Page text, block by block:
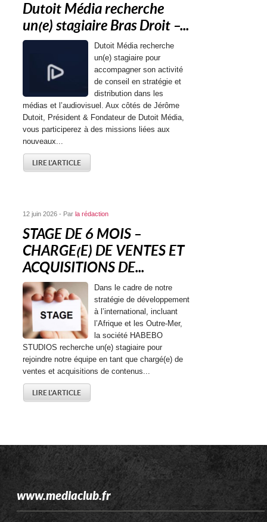
Dutoit Média recherche
un(e) stagiaire Bras Droit –...
Dutoit Média recherche
un(e) stagiaire pour
accompagner son activité
de conseil en stratégie et
distribution dans les
médias et l’audiovisuel. Aux côtés de Jérôme
Dutoit, Président & Fondateur de Dutoit Média,
vous participerez à des missions liées aux
nouveaux...
LIRE L'ARTICLE
12 juin 2026 - Parla rédaction
STAGE DE 6 MOIS –
CHARGE(E) DE VENTES ET
ACQUISITIONS DE...
Dans le cadre de notre
stratégie de développement
à l’international, incluant
l’Afrique et les Outre-Mer,
la société HABEBO
STUDIOS recherche un(e) stagiaire pour
rejoindre notre équipe en tant que chargé(e) de
ventes et acquisitions de contenus...
LIRE L'ARTICLE
www.mediaclub.fr